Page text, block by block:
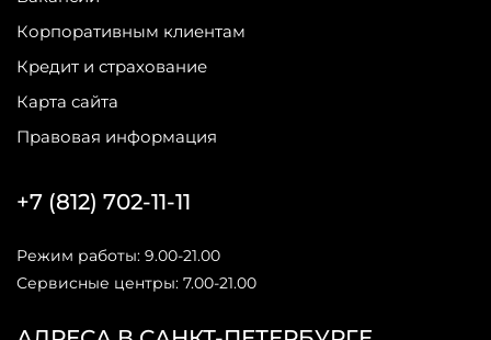
Корпоративным клиентам
Кредит и страхование
Карта сайта
Правовая информация
+7 (812) 702-11-11
Режим работы: 9.00-21.00
Сервисные центры: 7.00-21.00